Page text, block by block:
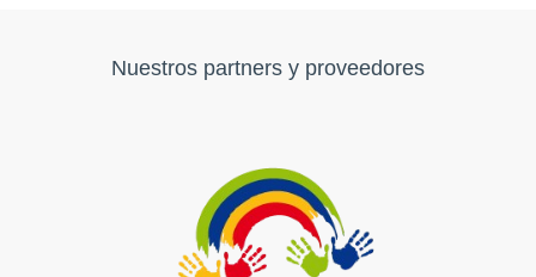
Nuestros partners y proveedores